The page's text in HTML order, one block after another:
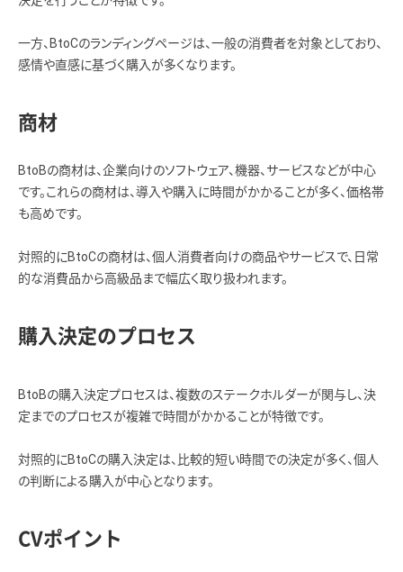
一方、BtoCのランディングページは、一般の消費者を対象としており、
感情や直感に基づく購入が多くなります。
商材
BtoBの商材は、企業向けのソフトウェア、機器、サービスなどが中心
です。これらの商材は、導入や購入に時間がかかることが多く、価格帯
も高めです。
対照的にBtoCの商材は、個人消費者向けの商品やサービスで、日常
的な消費品から高級品まで幅広く取り扱われます。
購入決定のプロセス
BtoBの購入決定プロセスは、複数のステークホルダーが関与し、決
定までのプロセスが複雑で時間がかかることが特徴です。
対照的にBtoCの購入決定は、比較的短い時間での決定が多く、個人
の判断による購入が中心となります。
CVポイント